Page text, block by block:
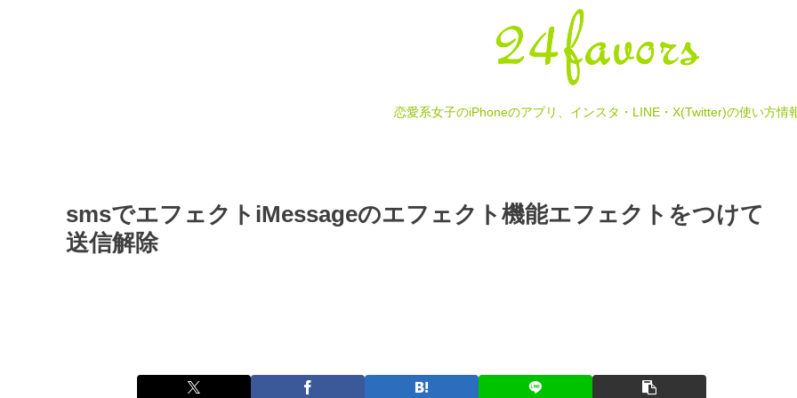
恋愛系女子のiPhoneのアプリ、インスタ・LINE・X(Twitter)の使い方情
smsでエフェクトiMessageのエフェクト機能エフェクトをつけて
送信解除